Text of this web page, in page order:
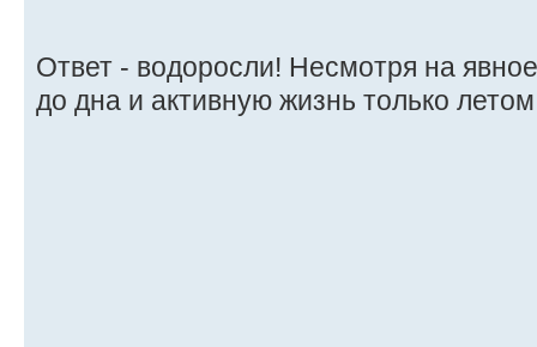
Ответ - водоросли! Несмотря на
до дна и активную жизнь только летом